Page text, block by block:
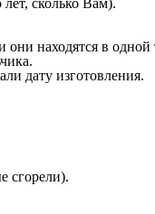
сколько Вам).
находятся в одной
дату изготовления.
сгорели).